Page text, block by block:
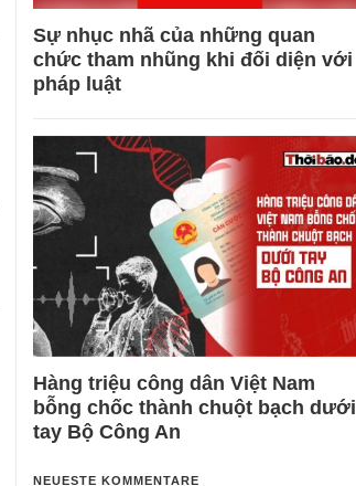
Sự nhục nhã của những quan
chức tham nhũng khi đối diện với
pháp luật
Hàng triệu công dân Việt Nam
bỗng chốc thành chuột bạch dưới
tay Bộ Công An
NEUESTE KOMMENTARE